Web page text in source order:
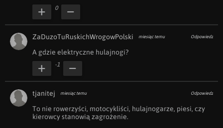
0
ZaDuzoTuRuskichWrogowPolski miesiąc temu Odpowiedz
A gdzie elektryczne hulajnogi?
-1
tjanitej miesiąc temu Odpowiedz
To nie rowerzyści, motocykliści, hulajnogarze, piesi, czy
kierowcy stanowią zagrożenie.